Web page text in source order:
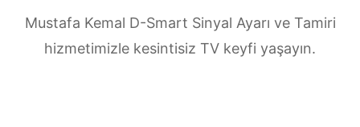
Mustafa Kemal D-Smart Sinyal Ayarı ve Tamiri
hizmetimizle kesintisiz TV keyfi yaşayın.